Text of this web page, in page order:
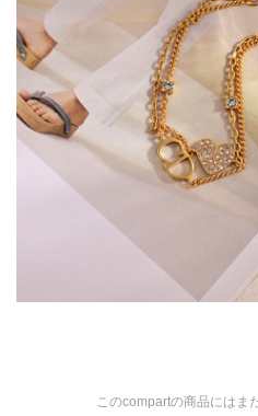
このcompartの商品にはま